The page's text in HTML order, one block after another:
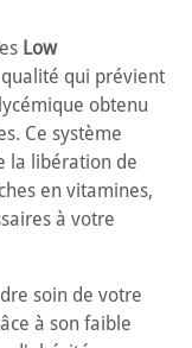
Low
qui prévient
obtenu
Ce système
la libération de
en vitamines,
à votre
soin de votre
à son faible